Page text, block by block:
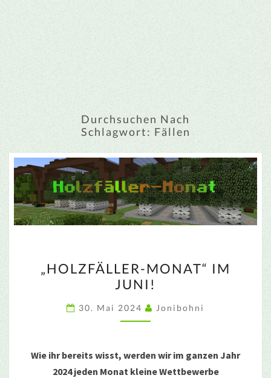
Durchsuchen Nach
Schlagwort: Fällen
MONAT“
IM
JUNI!
„HOLZFÄLLER-MONAT“ IM
JUNI!
30. Mai 2024 Jonibohni
Wie ihr bereits wisst, werden wir im ganzen Jahr
2024 jeden Monat kleine Wettbewerbe